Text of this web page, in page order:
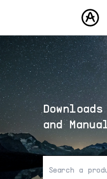
PRODUKTE
SOUNDS
STORE
COMMUNITY
SUPPORT
Downloads
and